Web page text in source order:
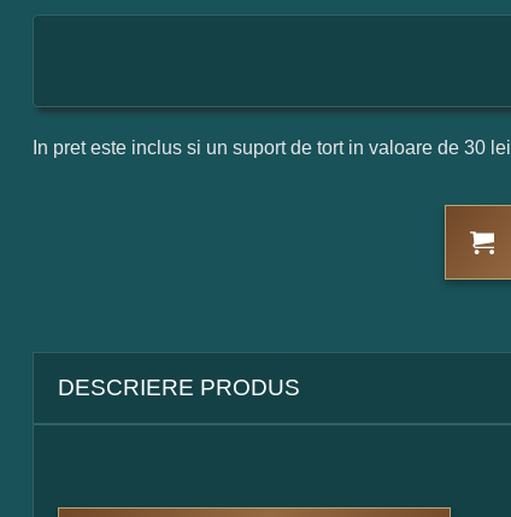
In pret este inclus si un suport de tort in valoare de 30 lei
DESCRIERE PRODUS